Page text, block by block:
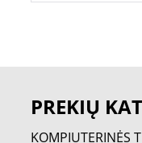
PREKIŲ
KOMPIUTERINĖS